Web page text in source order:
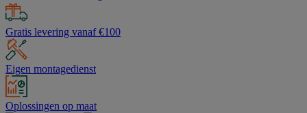
Gratis levering vanaf €100
Eigen montagedienst
Oplossingen op maat